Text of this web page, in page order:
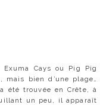
Cays ou Pig Pig
mais bien d’une plage…
été trouvée en Crête, à
un peu, il apparaît